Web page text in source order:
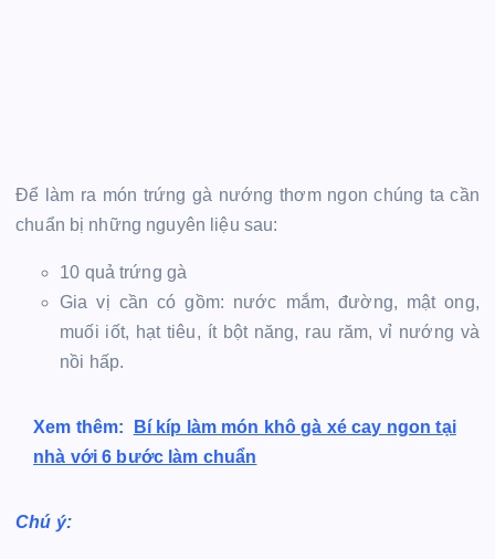
Để làm ra món trứng gà nướng thơm ngon chúng ta cần
chuẩn bị những nguyên liệu sau:
10 quả trứng gà
Gia vị cần có gồm: nước mắm, đường, mật ong,
muối iốt, hạt tiêu, ít bột năng, rau răm, vỉ nướng và
nồi hấp.
Xem thêm:
Bí kíp làm món khô gà xé cay ngon tại
nhà với 6 bước làm chuẩn
Chú ý: